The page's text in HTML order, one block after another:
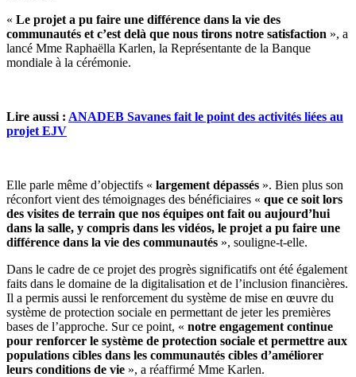
« Le projet a pu faire une différence dans la vie des
communautés et c’est delà que nous tirons notre satisfaction », a
lancé Mme Raphaëlla Karlen, la Représentante de la Banque
mondiale à la cérémonie.
Lire aussi : ANADEB Savanes fait le point des activités liées au
projet EJV
Elle parle même d’objectifs « largement dépassés ». Bien plus son
réconfort vient des témoignages des bénéficiaires « que ce soit lors
des visites de terrain que nos équipes ont fait ou aujourd’hui
dans la salle, y compris dans les vidéos, le projet a pu faire une
différence dans la vie des communautés », souligne-t-elle.
Dans le cadre de ce projet des progrès significatifs ont été également
faits dans le domaine de la digitalisation et de l’inclusion financières.
Il a permis aussi le renforcement du système de mise en œuvre du
système de protection sociale en permettant de jeter les premières
bases de l’approche. Sur ce point, « notre engagement continue
pour renforcer le système de protection sociale et permettre aux
populations cibles dans les communautés cibles d’améliorer
leurs conditions de vie », a réaffirmé Mme Karlen.